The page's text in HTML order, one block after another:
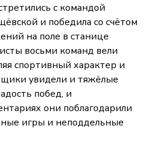
с командой
и победила со счётом
на поле в станице
восьми команд вели
спортивный характер и
увидели и тяжёлые
побед, и
они поблагодарили
игры и неподдельные